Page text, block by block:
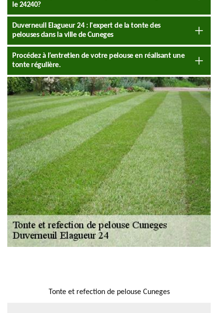
le 24240?
Duverneuil Elagueur 24 : l'expert de la tonte des
pelouses dans la ville de Cuneges
Procédez à l’entretien de votre pelouse en réalisant une
tonte régulière.
Tonte et refection de pelouse Cuneges